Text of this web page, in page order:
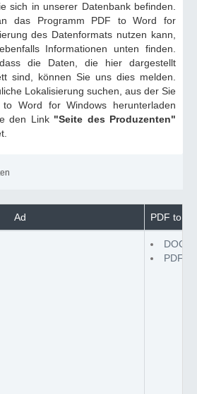
sich in unserer Datenbank befinden.
das Programm PDF to Word for
des Datenformats nutzen kann,
Informationen unten finden.
die Daten, die hier dargestellt
sind, können Sie uns dies melden.
Lokalisierung suchen, aus der Sie
Word for Windows herunterladen
den Link "Seite des Produzenten"
Ad PDF to
DOC
PDF